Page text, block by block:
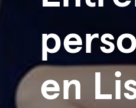
en